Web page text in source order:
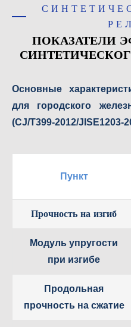
ПОКАЗАТЕЛИ
Основные
для городского
(CJ/T399-2012/JISE1203-
Пункт
Прочность на изгиб
Модуль упругости
при изгибе
Продольная
прочность на сжатие